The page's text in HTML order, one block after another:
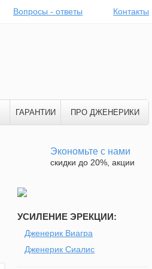
Вопросы - ответы Контакты
ГАРАНТИИ ПРО ДЖЕНЕРИКИ
Экономьте с нами
скидки до 20%, акции
УСИЛЕНИЕ ЭРЕКЦИИ:
Дженерик Виагра
Дженерик Сиалис